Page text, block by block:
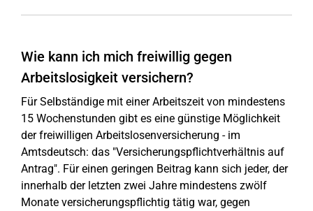
Wie kann ich mich freiwillig gegen
Arbeitslosigkeit versichern?
Für Selbständige mit einer Arbeitszeit von mindestens
15 Wochenstunden gibt es eine günstige Möglichkeit
der freiwilligen Arbeitslosenversicherung - im
Amtsdeutsch: das "Versicherungspflichtverhältnis auf
Antrag". Für einen geringen Beitrag kann sich jeder, der
innerhalb der letzten zwei Jahre mindestens zwölf
Monate versicherungspflichtig tätig war, gegen